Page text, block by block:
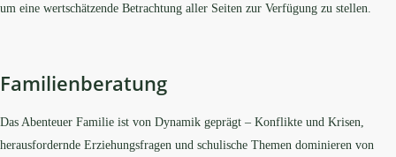
um eine wertschätzende Betrachtung aller Seiten zur Verfügung zu stellen.
Familienberatung
Das Abenteuer Familie ist von Dynamik geprägt – Konflikte und Krisen,
herausfordernde Erziehungsfragen und schulische Themen dominieren von